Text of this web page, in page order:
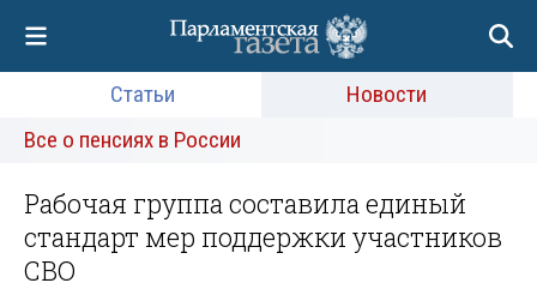
Статьи
Новости
Все о пенсиях в России
Рабочая группа составила единый
стандарт мер поддержки участников
СВО